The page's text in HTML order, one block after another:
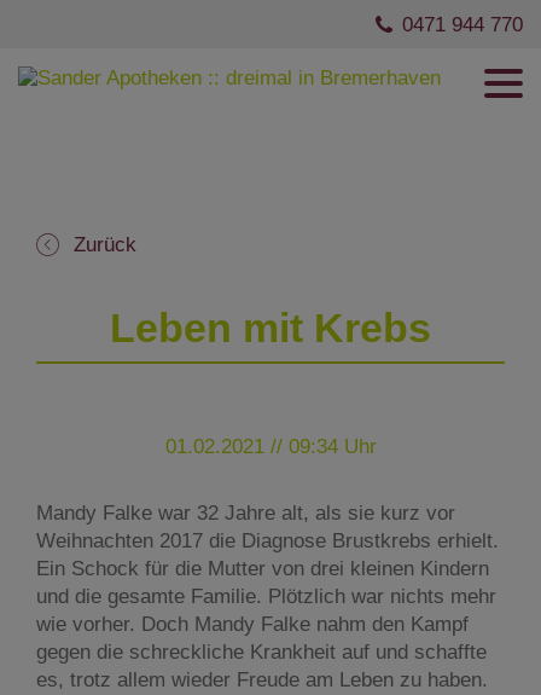
0471 944 770
Zurück
Leben mit Krebs
01.02.2021 // 09:34 Uhr
Mandy Falke war 32 Jahre alt, als sie kurz vor
Weihnachten 2017 die Diagnose Brustkrebs erhielt.
Ein Schock für die Mutter von drei kleinen Kindern
und die gesamte Familie. Plötzlich war nichts mehr
wie vorher. Doch Mandy Falke nahm den Kampf
gegen die schreckliche Krankheit auf und schaffte
es, trotz allem wieder Freude am Leben zu haben.